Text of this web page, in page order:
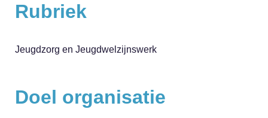
Rubriek
Jeugdzorg en Jeugdwelzijnswerk
Doel organisatie